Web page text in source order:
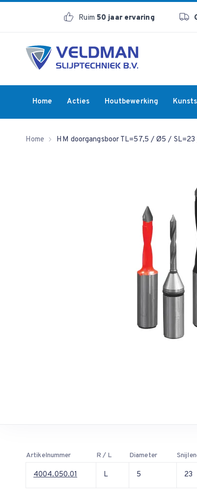
Ruim50 jaar ervaring
Home Acties Houtbewerking
Home HM doorgangsboor TL=57,5 / Ø5 /
Artikelnummer R / L Diameter
4004.050.01 L 5 23